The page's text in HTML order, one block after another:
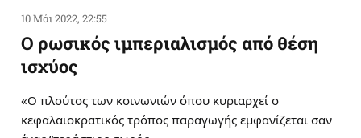
10 Μάι 2022, 22:55
Ο ρωσικός ιμπεριαλισμός από θέση
ισχύος
«Ο πλούτος των κοινωνιών όπου κυριαρχεί ο
κεφαλαιοκρατικός τρόπος παραγωγής εμφανίζεται σαν